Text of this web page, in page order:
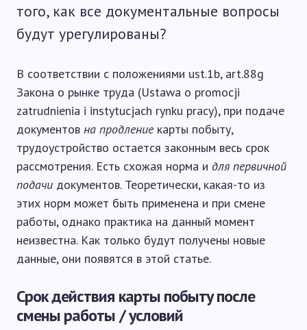
того, как все документальные вопросы
будут урегулированы?
В соответствии с положениями ust.1b, art.88g
Закона о рынке труда (Ustawa o promocji
zatrudnienia i instytucjach rynku pracy), при подаче
документов на продлениекарты побыту,
трудоустройство остается законным весь срок
рассмотрения. Есть схожая норма и для первичной
подачи документов. Теоретически, какая-то из
этих норм может быть применена и при смене
работы, однако практика на данный момент
неизвестна. Как только будут получены новые
данные, они появятся в этой статье.
Срок действия карты побыту после
смены работы / условий